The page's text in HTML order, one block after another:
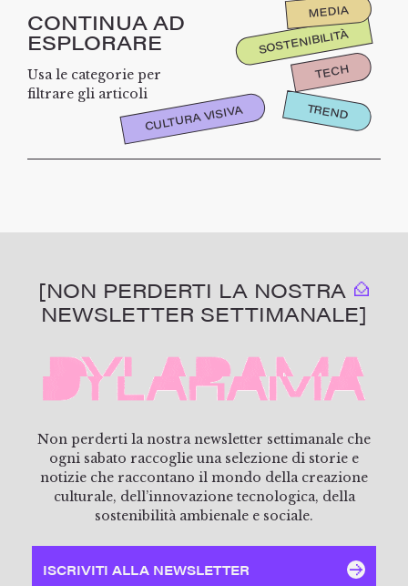
CONTINUA AD
ESPLORARE
Usa le categorie per
filtrare gli articoli
SOSTENIBILITÀ
TECH
MEDIA
CULTURA VISIVA TREND
[NON PERDERTI LA NOSTRA
NEWSLETTER SETTIMANALE]
Non perderti la nostra newsletter settimanale che
ogni sabato raccoglie una selezione di storie e
notizie che raccontano il mondo della creazione
culturale, dell’innovazione tecnologica, della
sostenibilità ambienale e sociale.
ISCRIVITI ALLA NEWSLETTER